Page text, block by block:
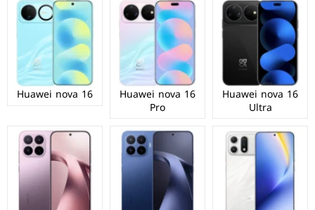
Huawei nova 16
Ultra
Huawei nova 16
Pro
Huawei nova 16